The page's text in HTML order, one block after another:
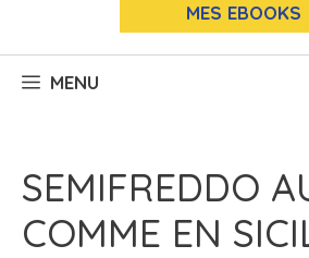
MES EBOOKS
MENU
SEMIFREDDO
COMME EN